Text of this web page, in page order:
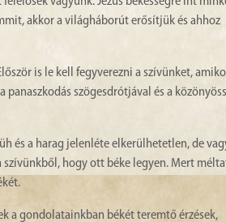
akkor a világháborút erősítjük és ahhoz
is le kell fegyverezni a szívünket,
szögesdrótjával és a
és a harag jelenléte elkerülhetetlen, de
szívünkből, hogy ott béke legyen. Mert
a gondolatainkban békét teremtő érzések,